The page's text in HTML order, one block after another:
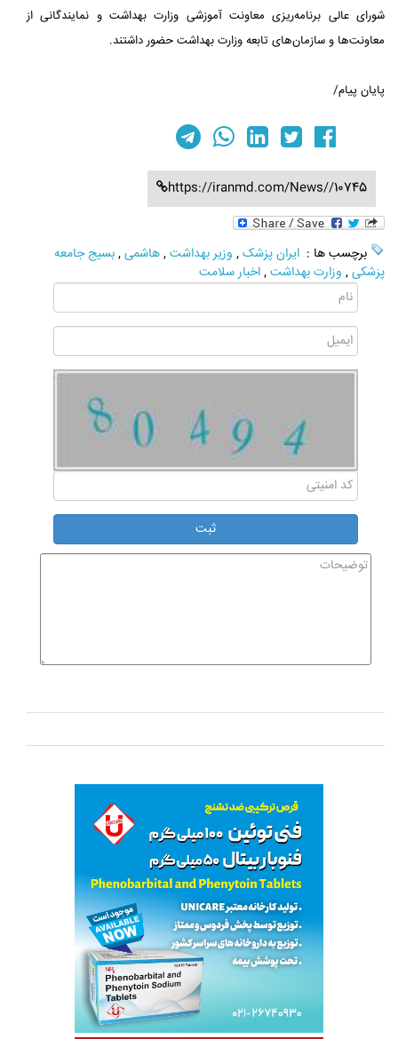
شورای عالی برنامه‌ریزی معاونت آموزشی وزارت بهداشت و نمایندگانی از
معاونت‌ها و سازمان‌های تابعه وزارت بهداشت حضور داشتند.
پایان پیام/
https://iranmd.com/News//10745
برچسب ها : ایران پزشک, وزیر بهداشت,هاشمی,بسیج جامعه
پزشکی, وزارت بهداشت,اخبار سلامت